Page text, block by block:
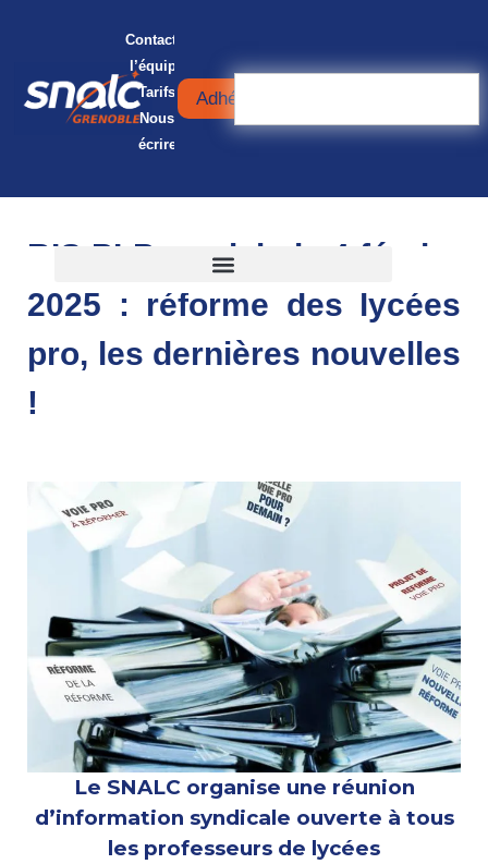
Contacter
l’équipe
Tarifs
Nous
écrire
Adhérer
RIS PLP en visio le 4 février
2025 : réforme des lycées
pro, les dernières nouvelles
!
Le SNALC organise une réunion
d’information syndicale ouverte à tous
les professeurs de lycées